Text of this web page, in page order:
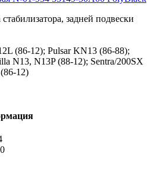
задней подвески
(86-12); Pulsar KN13 (86-88);
N13, N13P (88-12); Sentra/200SX
12)